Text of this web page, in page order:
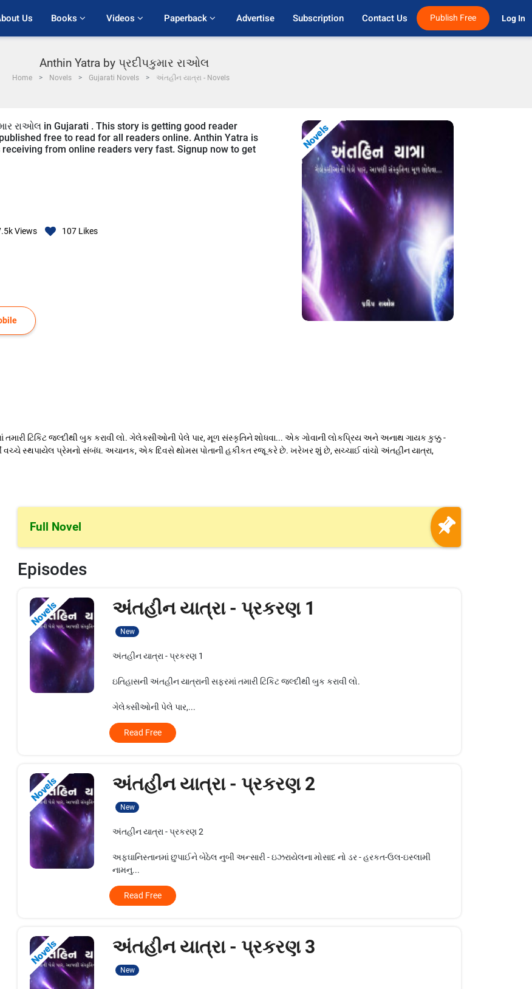
Us Books Videos Paperback Advertise Subscription Contact Us Publish Free Log In
Anthin Yatra by પ્રદીપકુમાર રાઓલ
Home Novels Gujarati Novels અંતહીન યાત્રા - Novels
રાઓલ in Gujarati . This story is getting good reader
free to read for all readers online. Anthin Yatra is
from online readers very fast. Signup now to get
Views 107 Likes
Novels
તમારી ટિકિટ જલ્દીથી બુક કરાવી લો. ગેલેક્સીઓની પેલે પાર, મૂળ સંસ્કૃતિને શોધવા... એક ગોવાની લોકપ્રિય અને અનાથ ગાયક કુક્કુ -
વચ્ચે સ્થપાયેલ પ્રેમનો સંબંધ. અચાનક, એક દિવસે થોમસ પોતાની હકીકત રજૂ કરે છે. ખરેખર શું છે, સચ્ચાઈ વાંચો અંતહીન યાત્રા,
Full Novel
Episodes
Novels અંતહીન યાત્રા - પ્રકરણ 1
New
અંતહીન યાત્રા - પ્રકરણ 1
ઇતિહાસની અંતહીન યાત્રાની સફરમાં તમારી ટિકિટ જલ્દીથી બુક કરાવી લો.
ગેલેક્સીઓની પેલે પાર,...
Read Free
Novels અંતહીન યાત્રા - પ્રકરણ 2
New
અંતહીન યાત્રા - પ્રકરણ 2
અફઘાનિસ્તાનમાં છુપાઈને બેઠેલ નુબી અન્સારી - ઇઝરાયેલના મોસાદ નો ડર - હરકત-ઉલ-ઇસ્લામી
નામનુ...
Read Free
Novels અંતહીન યાત્રા - પ્રકરણ 3
New